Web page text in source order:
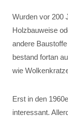
Wurden vor 200
Holzbauweise
andere
bestand fortan
wie
Erst in den
interessant.